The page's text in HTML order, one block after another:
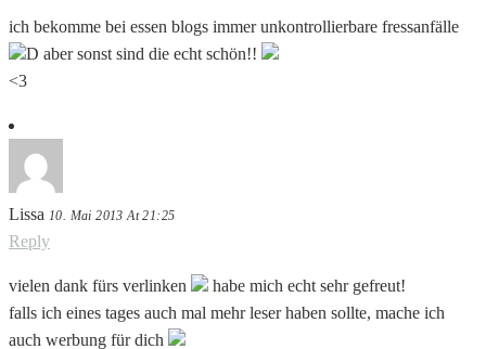
ich bekomme bei essen blogs immer unkontrollierbare fressanfälle
D aber sonst sind die echt schön!!
<3
Lissa 10. Mai 2013 At 21:25
Reply
vielen dank fürs verlinken
habe mich echt sehr gefreut!
falls ich eines tages auch mal mehr leser haben sollte, mache ich
auch werbung für dich